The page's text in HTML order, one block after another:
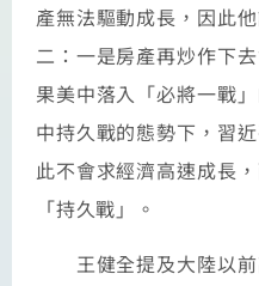
產無法驅動成長，因此
二：一是房產再炒作下
果美中落入「必將一戰
中持久戰的態勢下，習
此不會求經濟高速成長
「持久戰」。
王健全提及大陸以前